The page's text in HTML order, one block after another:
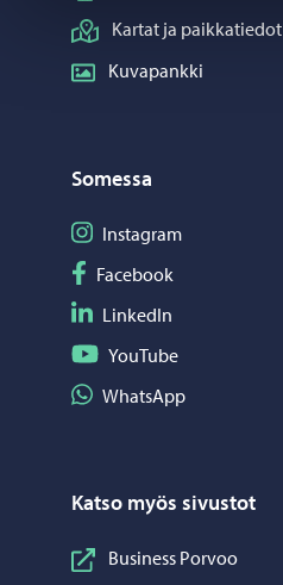
Kartat ja paikkatiedot
Kuvapankki
Somessa
Seuraa Instagram
Instagram
Seuraa Facebook
Facebook
Seuraa LinkedIn
LinkedIn
Seuraa YouTube
YouTube
Jaa WhatsApp
WhatsApp
Katso myös sivustot
Business Porvoo